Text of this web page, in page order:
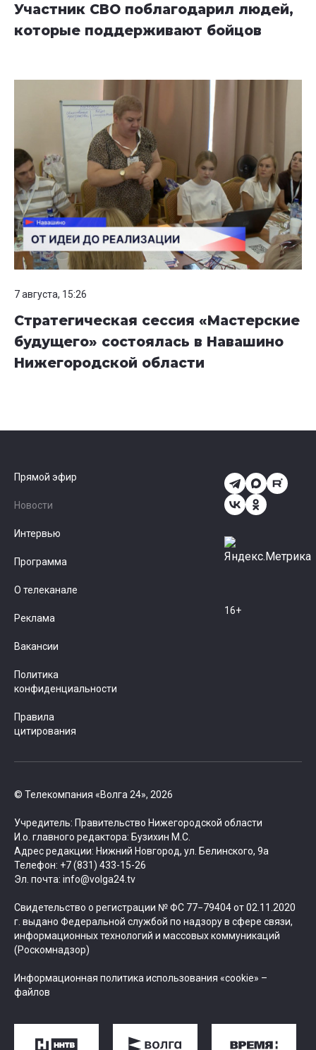
Участник СВО поблагодарил людей,
которые поддерживают бойцов
7 августа, 15:26
Стратегическая сессия «Мастерские
будущего» состоялась в Навашино
Нижегородской области
© Телекомпания «Волга 24», 2026
Учредитель: Правительство Нижегородской области
И.о. главного редактора: Бузихин М.С.
Адрес редакции: Нижний Новгород, ул. Белинского, 9а
Телефон: +7 (831) 433-15-26
Эл. почта: info@volga24.tv
Свидетельство о регистрации № ФС 77−79404 от 02.11.2020
г. выдано Федеральной службой по надзору в сфере связи,
информационных технологий и массовых коммуникаций
(Роскомнадзор)
Информационная политика использования «cookie» –
файлов
Прямой эфир
Новости
Интервью
Программа
О телеканале
Реклама
Вакансии
Политика
конфиденциальности
Правила
цитирования
16+